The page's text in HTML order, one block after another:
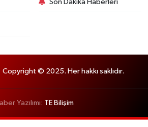
Son Dakika Haberleri
Copyright © 2025. Her hakkı saklıdır.
Yazılımı: TE Bilişim